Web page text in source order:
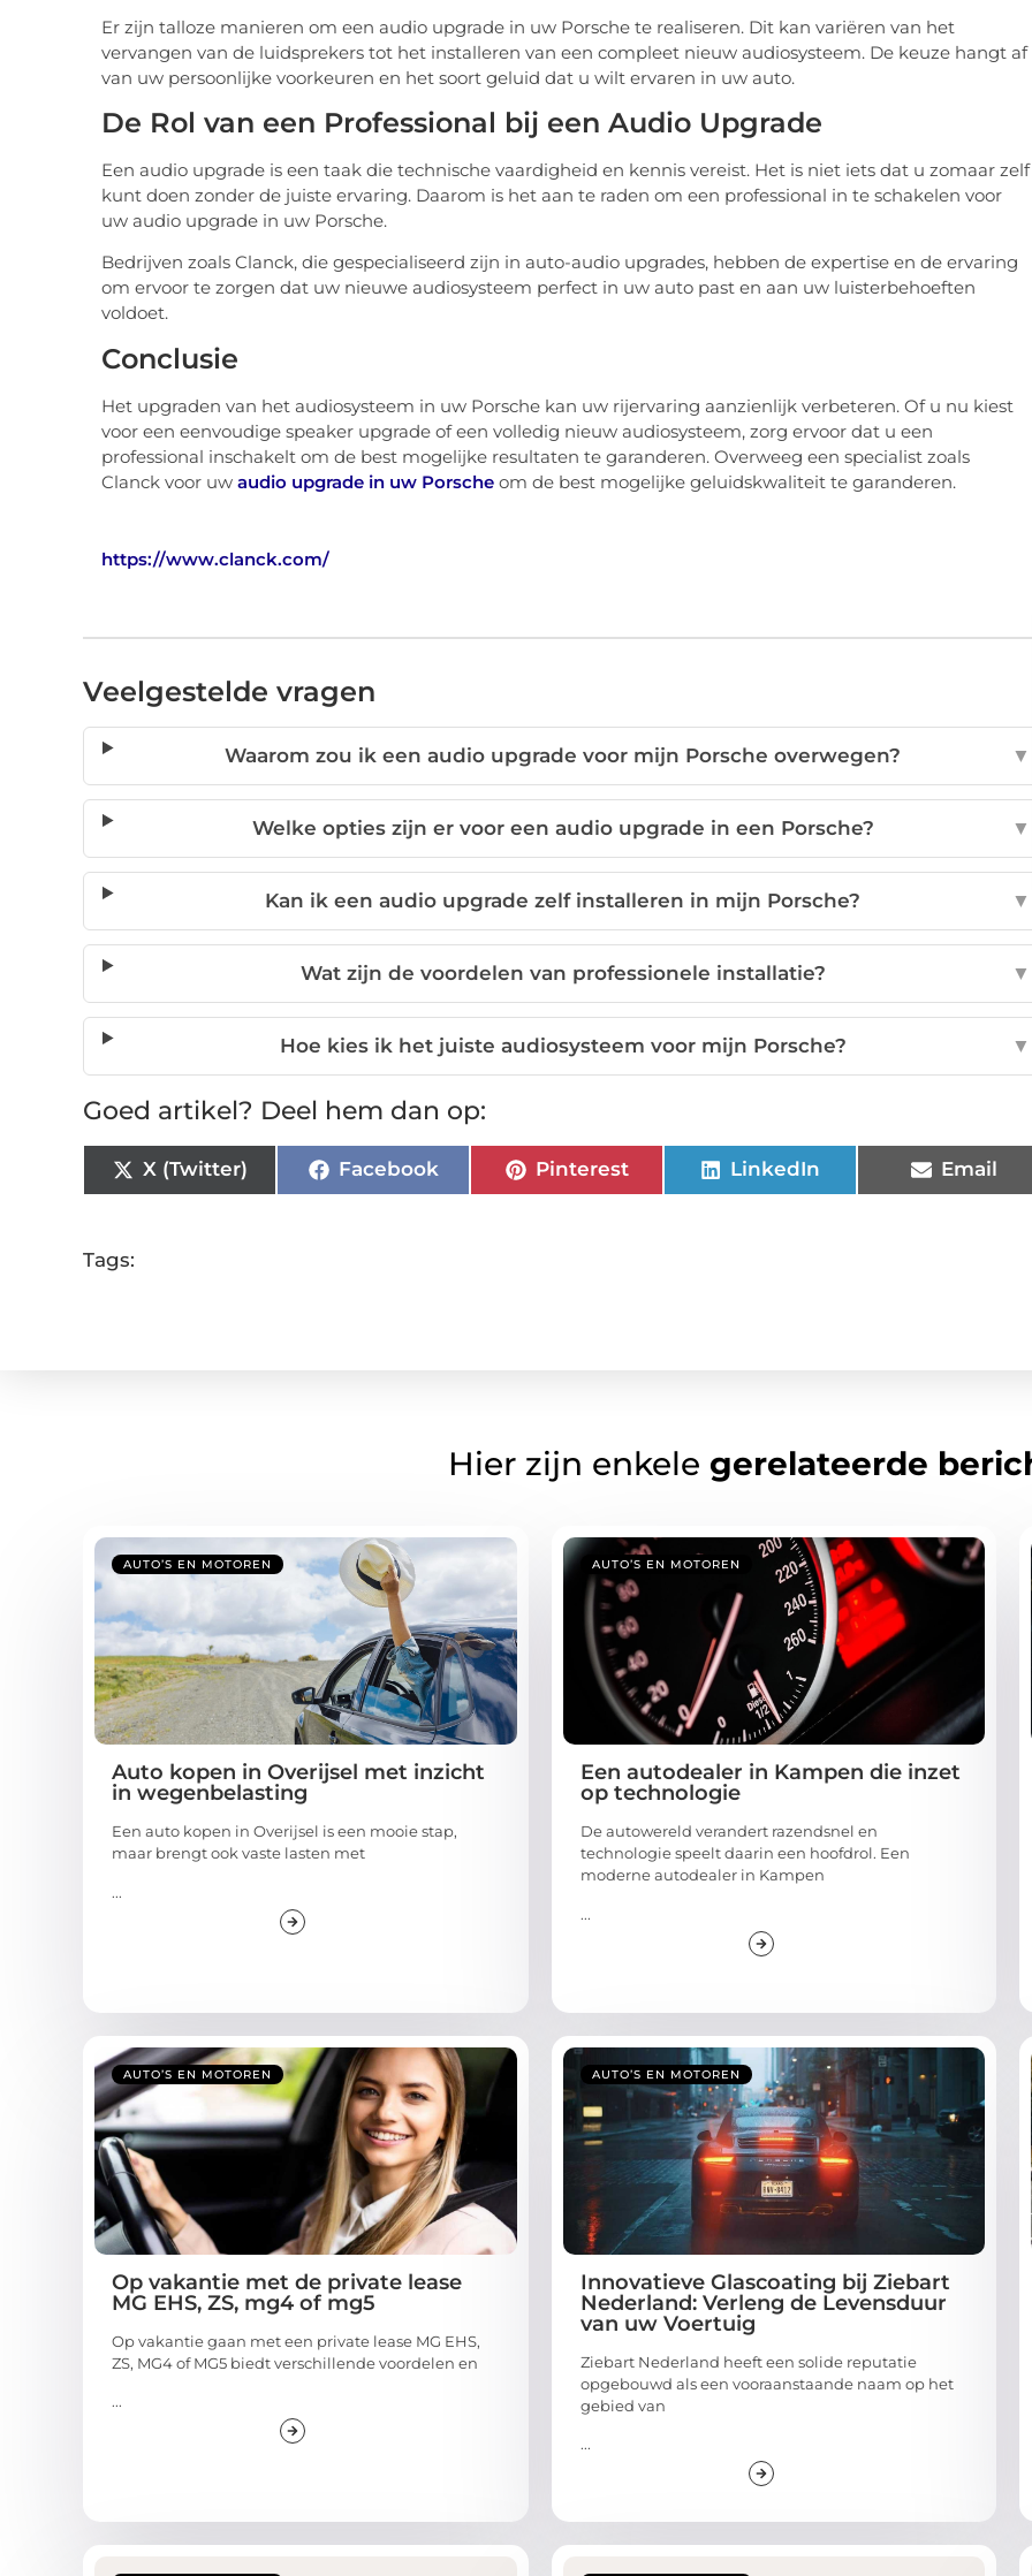
Er zijn talloze manieren om een audio upgrade in uw Porsche te realiseren. Dit kan variëren van het
vervangen van de luidsprekers tot het installeren van een compleet nieuw audiosysteem. De keuze hangt af
van uw persoonlijke voorkeuren en het soort geluid dat u wilt ervaren in uw auto.
De Rol van een Professional bij een Audio Upgrade
Een audio upgrade is een taak die technische vaardigheid en kennis vereist. Het is niet iets dat u zomaar zelf
kunt doen zonder de juiste ervaring. Daarom is het aan te raden om een professional in te schakelen voor
uw audio upgrade in uw Porsche.
Bedrijven zoals Clanck, die gespecialiseerd zijn in auto-audio upgrades, hebben de expertise en de ervaring
om ervoor te zorgen dat uw nieuwe audiosysteem perfect in uw auto past en aan uw luisterbehoeften
voldoet.
Conclusie
Het upgraden van het audiosysteem in uw Porsche kan uw rijervaring aanzienlijk verbeteren. Of u nu kiest
voor een eenvoudige speaker upgrade of een volledig nieuw audiosysteem, zorg ervoor dat u een
professional inschakelt om de best mogelijke resultaten te garanderen. Overweeg een specialist zoals
Clanck voor uw audio upgrade in uw Porsche om de best mogelijke geluidskwaliteit te garanderen.
https://www.clanck.com/
Veelgestelde vragen
Waarom zou ik een audio upgrade voor mijn Porsche overwegen? ▼
Welke opties zijn er voor een audio upgrade in een Porsche? ▼
Kan ik een audio upgrade zelf installeren in mijn Porsche? ▼
Wat zijn de voordelen van professionele installatie? ▼
Hoe kies ik het juiste audiosysteem voor mijn Porsche? ▼
Goed artikel? Deel hem dan op:
X (Twitter) Facebook Pinterest LinkedIn Email
Tags:
Hier zijn enkele gerelateerde
AUTO’S EN MOTOREN
Auto kopen in Overijsel met inzicht
in wegenbelasting
Een auto kopen in Overijsel is een mooie stap,
maar brengt ook vaste lasten met
...
AUTO’S EN MOTOREN
Een autodealer in Kampen die inzet
op technologie
De autowereld verandert razendsnel en
technologie speelt daarin een hoofdrol. Een
moderne autodealer in Kampen
...
AUTO’S EN MOTOREN
Op vakantie met de private lease
MG EHS, ZS, mg4 of mg5
Op vakantie gaan met een private lease MG EHS,
ZS, MG4 of MG5 biedt verschillende voordelen en
...
AUTO’S EN MOTOREN
Innovatieve Glascoating bij Ziebart
Nederland: Verleng de Levensduur
van uw Voertuig
Ziebart Nederland heeft een solide reputatie
opgebouwd als een vooraanstaande naam op het
gebied van
...